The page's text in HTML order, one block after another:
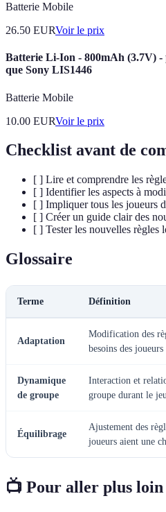
Batterie Mobile
26.50 EURVoir le prix
Batterie Li-Ion - 800mAh (3.7V) -
que Sony LIS1446
Batterie Mobile
10.00 EURVoir le prix
Checklist avant de
[ ] Lire et comprendre les
[ ] Identifier les aspects à
[ ] Impliquer tous les joueurs
[ ] Créer un guide clair des
[ ] Tester les nouvelles règles
Glossaire
Terme Définition
Adaptation
Modification des
besoins des
Dynamique
de groupe
Interaction et
groupe durant le
Équilibrage
Ajustement des
joueurs aient une
📺 Pour aller plus loin